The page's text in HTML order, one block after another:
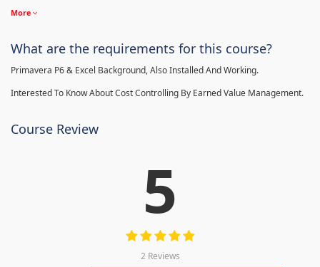
More
What are the requirements for this course?
Primavera P6 & Excel Background, Also Installed And Working.
Interested To Know About Cost Controlling By Earned Value Management.
Course Review
5
2 Reviews